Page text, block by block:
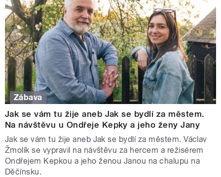
Zábava
Jak se vám tu žije aneb Jak se bydlí za městem.
Na návštěvu u Ondřeje Kepky a jeho ženy Jany
Jak se vám tu žije aneb Jak se bydlí za městem. Václav
Žmolík se vypravil na návštěvu za hercem a režisérem
Ondřejem Kepkou a jeho ženou Janou na chalupu na
Děčínsku.